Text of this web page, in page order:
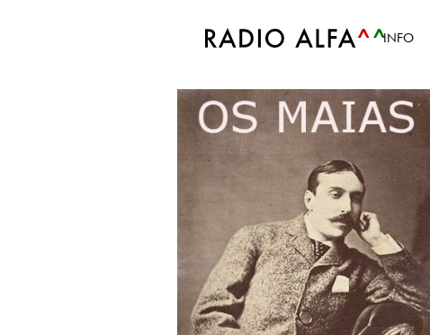
INFO
Accueil Tags Secundário
Tag: secundário